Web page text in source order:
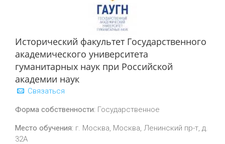
Исторический факультет Государственного
академического университета
гуманитарных наук при Российской
академии наук
Связаться
Форма собственности: Государственное
Место обучения: г. Москва, Москва, Ленинский пр-т, д.
32А